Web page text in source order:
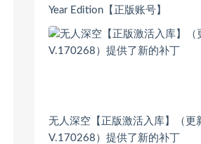
Year Edition【正版账号】
无人深空【正版激活入库】（更
V.170268）提供了新的补丁